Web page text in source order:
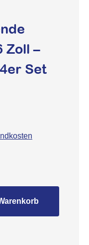
Zoll –
Set